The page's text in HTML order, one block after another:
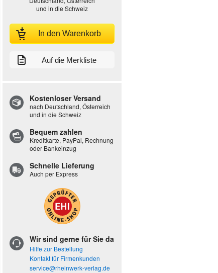
und in die Schweiz
In den Warenkorb
Auf die Merkliste
Kostenloser Versand
nach Deutschland, Österreich
und in die Schweiz
Bequem zahlen
Kreditkarte, PayPal, Rechnung
oder Bankeinzug
Schnelle Lieferung
Auch per Express
Wir sind gerne für Sie da
Hilfe zur Bestellung
Kontakt für Firmenkunden
service@rheinwerk-verlag.de